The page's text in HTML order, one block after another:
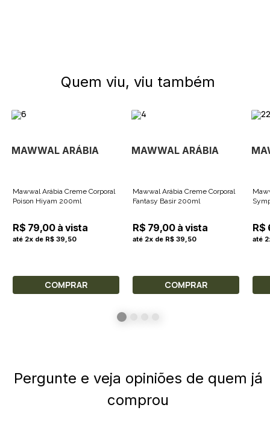
Quem viu, viu também
MAWWAL ARÁBIA
Mawwal Arábia Creme Corporal
Poison Hiyam 200ml
R$ 79,00 à vista
até 2x de R$ 39,50
COMPRAR
MAWWAL ARÁBIA
Mawwal Arábia Creme Corporal
Fantasy Basir 200ml
R$ 79,00 à vista
até 2x de R$ 39,50
COMPRAR
R$
até
Pergunte e veja opiniões de quem já
comprou